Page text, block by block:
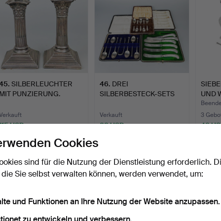
. SILBERLEUCHTER
MIT PUNZIERUNG.
USD
46. DREI
SILBERBESTECK-SETS
Verkauft
88 USD
UND
3
48
Cookies
sind für die Nutzung der Dienstleistung erforderlich.
Sie selbst verwalten können, werden verwendet, um:
und Funktionen an Ihre Nutzung der Website anzupassen.